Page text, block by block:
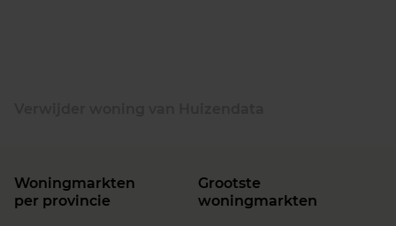
Woningmarkten
per provincie
Grootste
woningmarkten